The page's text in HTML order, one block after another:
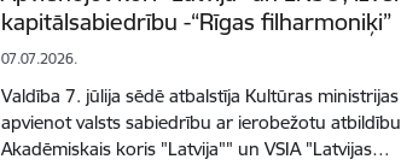
kapitālsabiedrību -“Rīgas filharmoniķi”
07.07.2026.
Valdība 7. jūlija sēdē atbalstīja Kultūras
apvienot valsts sabiedrību ar ierobežotu atbildību
Akadēmiskais koris "Latvija"" un VSIA "Latvijas…